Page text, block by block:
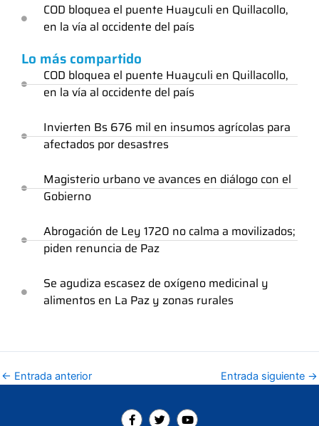
COD bloquea el puente Huayculi en Quillacollo,
en la vía al occidente del país
Lo más compartido
COD bloquea el puente Huayculi en Quillacollo,
en la vía al occidente del país
Invierten Bs 676 mil en insumos agrícolas para
afectados por desastres
Magisterio urbano ve avances en diálogo con el
Gobierno
Abrogación de Ley 1720 no calma a movilizados;
piden renuncia de Paz
Se agudiza escasez de oxígeno medicinal y
alimentos en La Paz y zonas rurales
← Entrada anterior Entrada siguiente →
F T Y